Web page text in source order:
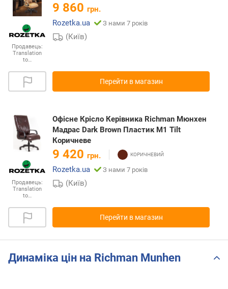
Продавець:
Translation
to…
9 860 грн.
Rozetka.ua
З нами 7 років
(Київ)
Перейти в магазин
Продавець:
Translation
to…
Офісне Крісло Керівника Richman Мюнхен
Мадрас Dark Brown Пластик М1 Tilt
Коричневе
9 420 грн.
Rozetka.ua
З нами 7 років
(Київ)
Перейти в магазин
Динаміка цін на Richman Munhen